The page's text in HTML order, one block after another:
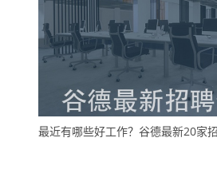
最近有哪些好工作？谷德最新20家